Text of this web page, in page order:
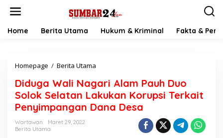
Home Berita Utama Hukum & Kriminal Fakta &
Homepage / Berita Utama
d
u
g
a
Diduga Wali Nagari Alam Pauh Duo
Solok Selatan Lakukan Korupsi Terkait
Penyimpangan Dana Desa
Wartawan
Maret 29, 2022
Berita Utama